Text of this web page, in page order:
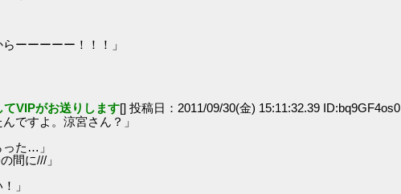
ーーーーー！！！」
てVIPがお送りします[] 投稿日：2011/09/30(金) 15:11:32.39 ID:bq9GF4os0
ですよ。涼宮さん？」
た…」
間に///」
」